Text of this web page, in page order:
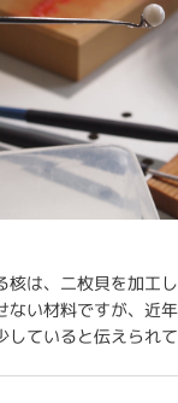
核は、二枚貝を加工
ない材料ですが、近
ていると伝えられて